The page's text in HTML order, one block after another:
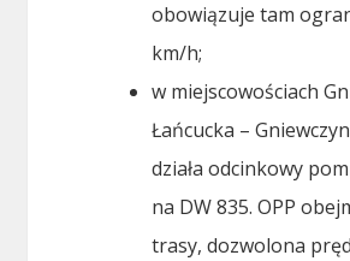
obowiązuje tam
km/h;
w miejscowościach
Łańcucka –
działa odcinkowy
na DW 835. OPP
trasy, dozwolona